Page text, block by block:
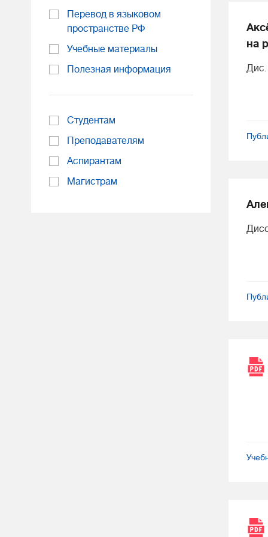
на
Дис.
Перевод в языковом
пространстве РФ
Учебные материалы
Полезная информация
Студентам
Преподавателям
Аспирантам
Магистрам